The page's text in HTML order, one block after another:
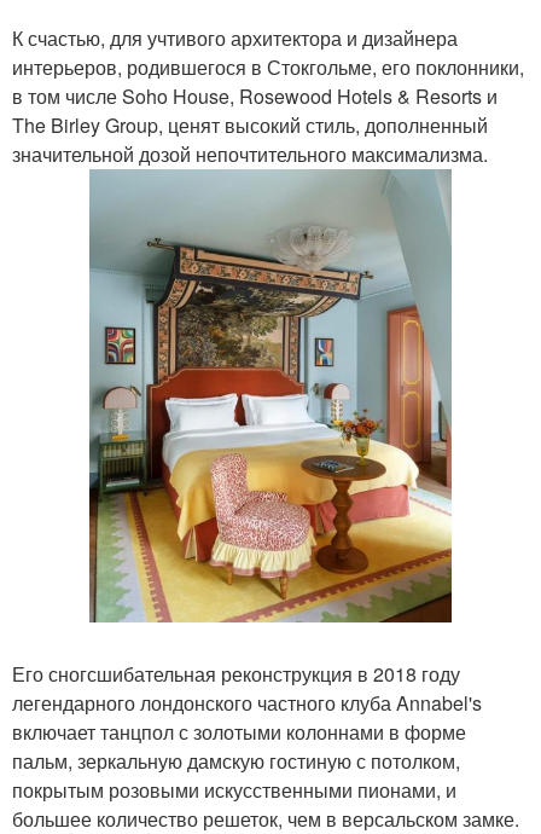
К счастью, для учтивого архитектора и дизайнера
интерьеров, родившегося в Стокгольме, его поклонники,
в том числе Soho House, Rosewood Hotels & Resorts и
The Birley Group, ценят высокий стиль, дополненный
значительной дозой непочтительного максимализма.
Его сногсшибательная реконструкция в 2018 году
легендарного лондонского частного клуба Annabel's
включает танцпол с золотыми колоннами в форме
пальм, зеркальную дамскую гостиную с потолком,
покрытым розовыми искусственными пионами, и
большее количество решеток, чем в версальском замке.